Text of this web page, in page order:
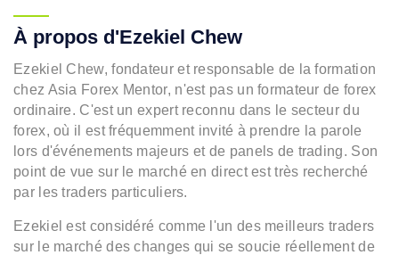
À propos d'Ezekiel Chew
Ezekiel Chew, fondateur et responsable de la formation
chez Asia Forex Mentor, n'est pas un formateur de forex
ordinaire. C'est un expert reconnu dans le secteur du
forex, où il est fréquemment invité à prendre la parole
lors d'événements majeurs et de panels de trading. Son
point de vue sur le marché en direct est très recherché
par les traders particuliers.
Ezekiel est considéré comme l'un des meilleurs traders
sur le marché des changes qui se soucie réellement de